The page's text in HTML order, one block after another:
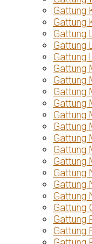
Gattung
Gattung
Gattung
Gattung
Gattung
Gattung
Gattung
Gattung
Gattung
Gattung
Gattung
Gattung
Gattung
Gattung
Gattung
Gattung
Gattung
Gattung
Gattung
Gattung